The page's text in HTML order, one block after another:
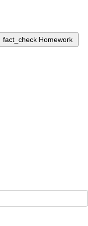
fact_check Homework